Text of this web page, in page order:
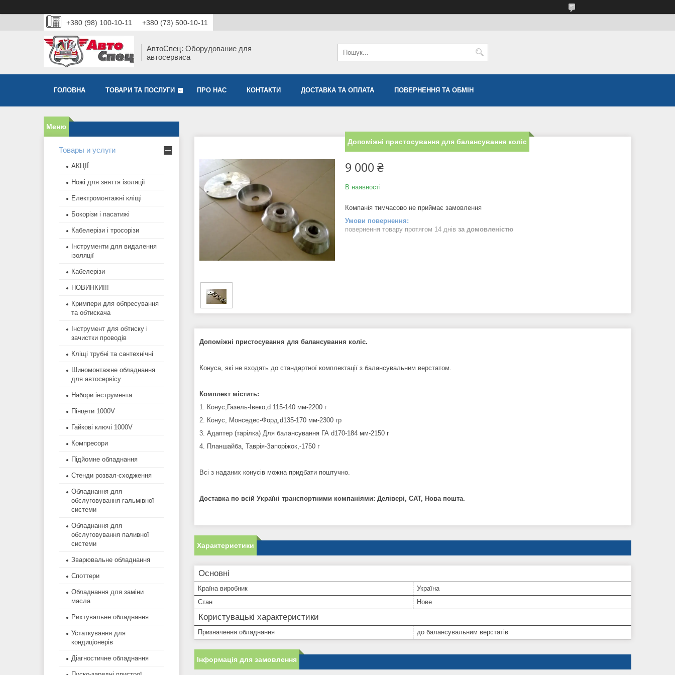
+380 (98) 100-10-11 +380 (73) 500-10-11
АвтоСпец: Оборудование для
автосервиса
ГОЛОВНА ТОВАРИ ТА ПОСЛУГИ ПРО НАС КОНТАКТИ ДОСТАВКА ТА ОПЛАТА ПОВЕРНЕННЯ ТА ОБМІН
Допоміжні пристосування для балансування коліс
9 000 ₴
В наявності
Компанія тимчасово не приймає замовлення
повернення товару протягом 14 днів за домовленістю
Допоміжні пристосування для балансування коліс.
Конуса, які не входять до стандартної комплектації з балансувальним верстатом.
Комплект містить:
1. Конус,Газель-Івеко,d 115-140 мм-2200 г
2. Конус, Монседес-Форд,d135-170 мм-2300 гр
3. Адаптер (тарілка) Для балансування ГА d170-184 мм-2150 г
4. Планшайба, Таврія-Запоріжок,-1750 г
Всі з наданих конусів можна придбати поштучно.
Доставка по всій Україні транспортними компаніями: Делівері, САТ, Нова пошта.
Характеристики
Основні
Країна виробник
Україна
Стан
Нове
Користувацькі характеристики
Призначення обладнання до балансувальним верстатів
Інформація для замовлення
Товары и услуги
АКЦІЇ
Ножі для зняття ізоляції
Електромонтажні кліщі
Бокорізи і пасатижі
Кабелерізи і тросорізи
Інструменти для видалення
ізоляції
Кабелерізи
НОВИНКИ!!!
Кримпери для обпресування
та обтискача
Інструмент для обтиску і
зачистки проводів
Кліщі трубні та сантехнічні
Шиномонтажне обладнання
для автосервісу
Набори інструмента
Пінцети 1000V
Гайкові ключі 1000V
Компресори
Підйомне обладнання
Стенди розвал-сходження
Обладнання для
обслуговування гальмівної
системи
Обладнання для
обслуговування паливної
системи
Зварювальне обладнання
Споттери
Обладнання для заміни
масла
Рихтувальне обладнання
Устаткування для
кондиціонерів
Діагностичне обладнання